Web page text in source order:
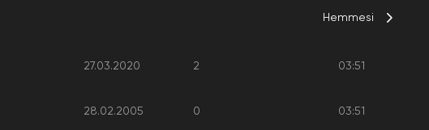
Hemmesi
27.03.2020 2 03:51
28.02.2005 0 03:51